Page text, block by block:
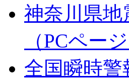
神奈川県地
（PCページ
全国瞬時